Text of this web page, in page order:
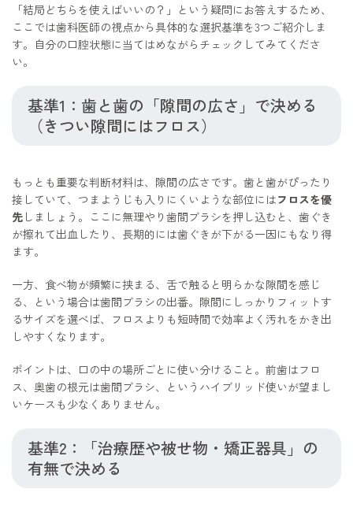
「結局どちらを使えばいいの？」という疑問にお答えするため、
ここでは歯科医師の視点から具体的な選択基準を3つご紹介しま
す。自分の口腔状態に当てはめながらチェックしてみてくださ
い。
基準1：歯と歯の「隙間の広さ」で決める
（きつい隙間にはフロス）
もっとも重要な判断材料は、隙間の広さです。歯と歯がぴったり
接していて、つまようじも入りにくいような部位にはフロスを優
先 しましょう。ここに無理やり歯間ブラシを押し込むと、歯ぐき
が擦れて出血したり、長期的には歯ぐきが下がる一因にもなり得
ます。
一方、食べ物が頻繁に挟まる、舌で触ると明らかな隙間を感じ
る、という場合は歯間ブラシの出番。隙間にしっかりフィットす
るサイズを選べば、フロスよりも短時間で効率よく汚れをかき出
しやすくなります。
ポイントは、口の中の場所ごとに使い分けること。前歯はフロ
ス、奥歯の根元は歯間ブラシ、というハイブリッド使いが望まし
いケースも少なくありません。
基準2：「治療歴や被せ物・矯正器具」の
有無で決める